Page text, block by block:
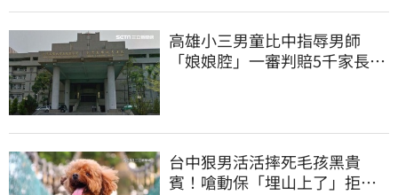
高雄小三男童比中指辱男師
「娘娘腔」一審判賠5千家長不
台中狠男活活摔死毛孩黑貴
賓！嗆動保「埋山上了」拒交